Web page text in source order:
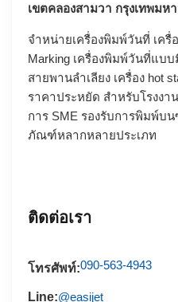
เขตคลองสามวา กรุงเทพมห
จำหน่ายเครื่องพิมพ์วันที่ เค
Marking เครื่องพิมพ์วันที่แบบ
สายพานลำเลียง เครื่อง hot
ราคาประหยัด สำหรับโรงง
การ SME รองรับการพิมพ์บ
ภัณฑ์หลากหลายประเภท
ติดต่อเรา
โทรศัพท์:090-563-4943
Line:@easijet